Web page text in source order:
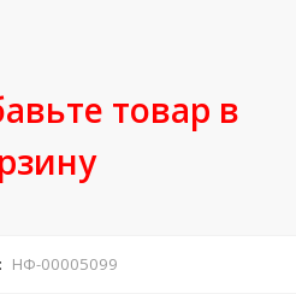
товар в
НФ-00005099